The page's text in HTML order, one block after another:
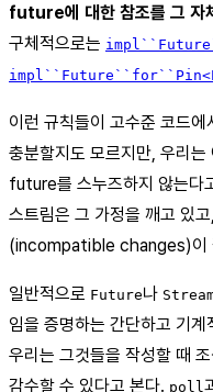
future에 대한 참조를 그
구체적으로는
이런 규칙들이 고수준 코드
충분할지도 모르지만, 우리는
future를 스누즈하지 않는
스트림은 그 가정을 깨고 있
(incompatible changes)이
일반적으로 Future나
임을 증명하는 간단하고 기
우리는 그것들을 작성할 때
감수할 수 있다고 본다. poll